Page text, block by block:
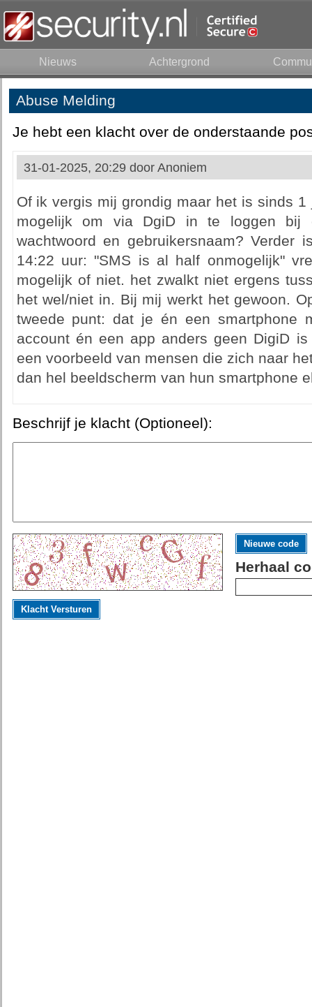
Nieuws Achtergrond
Abuse Melding
Je hebt een klacht over de onderstaande
31-01-2025, 20:29 door Anoniem
Of ik vergis mij grondig maar het is sinds
mogelijk om via DgiD in te loggen bij
wachtwoord en gebruikersnaam? Verder
14:22 uur: "SMS is al half onmogelijk"
mogelijk of niet. het zwalkt niet ergens
het wel/niet in. Bij mij werkt het gewoon.
tweede punt: dat je én een smartphone
account én een app anders geen DigiD
een voorbeeld van mensen die zich naar
dan hel beeldscherm van hun smartphone
Beschrijf je klacht (Optioneel):
Nieuwe code
Herhaal
Klacht Versturen